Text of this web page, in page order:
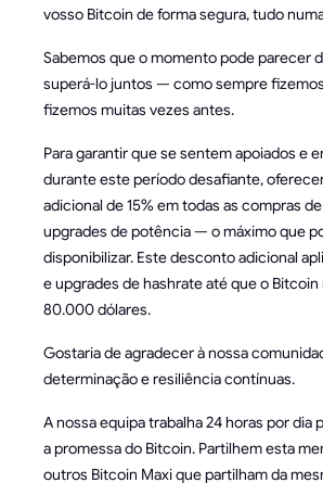
vosso Bitcoin de forma segura, tudo
Sabemos que o momento pode parecer
superá-lo juntos — como sempre
fizemos muitas vezes antes.
Para garantir que se sentem apoiados e
durante este período desafiante,
adicional de 15% em todas as compras
upgrades de potência — o máximo que
disponibilizar. Este desconto adicional
e upgrades de hashrate até que o
80.000 dólares.
Gostaria de agradecer à nossa
determinação e resiliência contínuas.
A nossa equipa trabalha 24 horas por dia
a promessa do Bitcoin. Partilhem esta
outros Bitcoin Maxi que partilham da